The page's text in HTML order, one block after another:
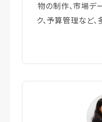
物の制作、市場デ
ク、予算管理など